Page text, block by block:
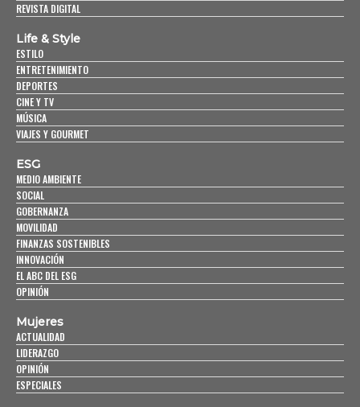
REVISTA DIGITAL
Life & Style
ESTILO
ENTRETENIMIENTO
DEPORTES
CINE Y TV
MÚSICA
VIAJES Y GOURMET
ESG
MEDIO AMBIENTE
SOCIAL
GOBERNANZA
MOVILIDAD
FINANZAS SOSTENIBLES
INNOVACIÓN
EL ABC DEL ESG
OPINIÓN
Mujeres
ACTUALIDAD
LIDERAZGO
OPINIÓN
ESPECIALES